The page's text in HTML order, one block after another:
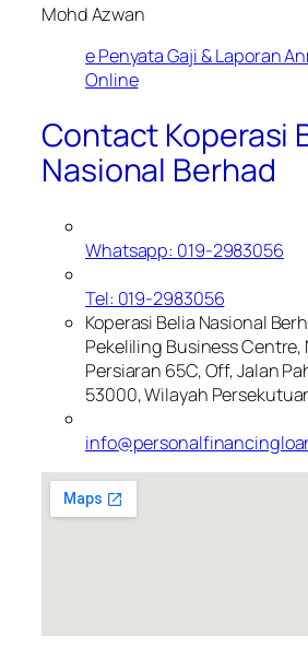
Mohd Azwan
e Penyata Gaji & Laporan
Online
Contact Koperasi
Nasional Berhad
Whatsapp: 019-2983056
Tel: 019-2983056
Koperasi Belia Nasional
Pekeliling Business Centre,
Persiaran 65C, Off, Jalan
53000, Wilayah